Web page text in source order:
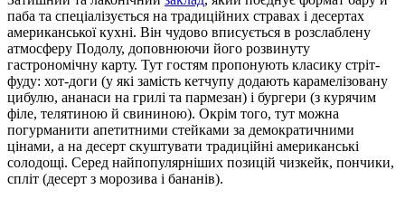
паба та спеціалізується на традиційних стравах і десертах
американської кухні. Він чудово вписується в розслаблену
атмосферу Подолу, доповнюючи його розвинуту
гастрономічну карту. Тут гостям пропонують класику стріт-
фуду: хот-доги (у які замість кетчупу додають карамелізовану
цибулю, ананаси на грилі та пармезан) і бургери (з курячим
філе, телятиною й свининою). Окрім того, тут можна
погурманити апетитними стейками за демократичними
цінами, а на десерт скуштувати традиційні американські
солодощі. Серед найпопулярніших позицій чизкейк, пончики,
спліт (десерт з морозива і бананів).